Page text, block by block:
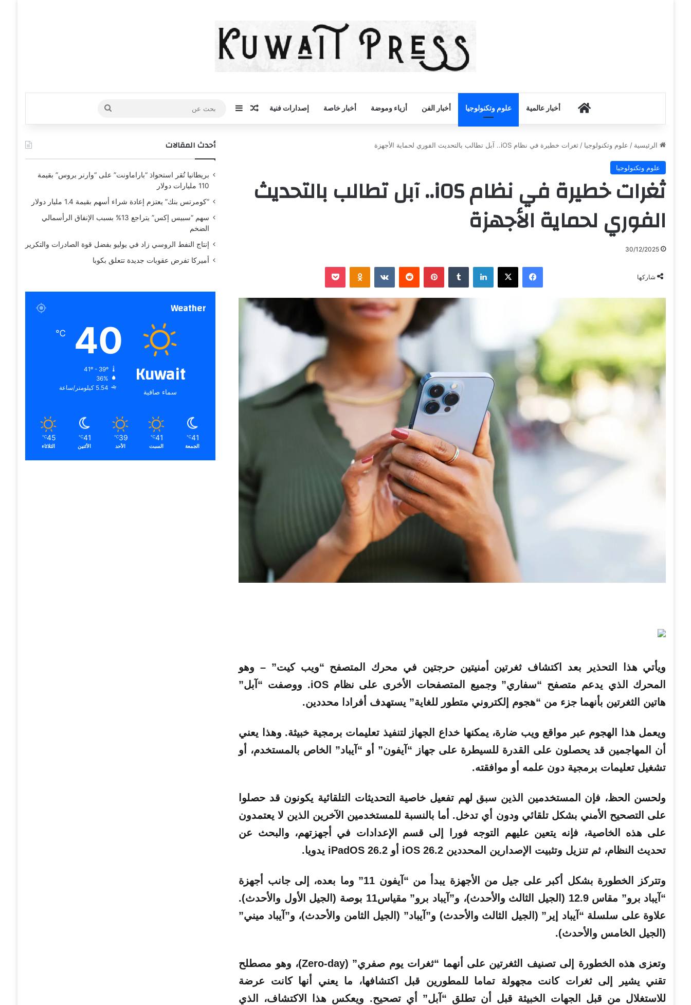
أخبار الكويت
أخبار عالمية علوم وتكنولوجيا أخبار الفن أزياء وموضة أخبار خاصة إصدارات فنية مقال عشوائي
إضافة عمود جانبي
بحث
عن
الرئيسية / علوم وتكنولوجيا / ثغرات خطيرة في نظام iOS.. آبل تطالب بالتحديث الفوري لحماية الأجهزة
علوم وتكنولوجيا
ثغرات خطيرة في نظام iOS.. آبل تطالب بالتحديث
الفوري لحماية الأجهزة
30/12/2025
شاركها
فيسبوك ‫X لينكدإن ‏Tumblr بينتيريست ‏Reddit
‏VKontakte
Odnoklassniki
‫Pocket
ويأتي هذا التحذير بعد اكتشاف ثغرتين أمنيتين حرجتين في محرك المتصفح “ويب كيت” – وهو
المحرك الذي يدعم متصفح “سفاري” وجميع المتصفحات الأخرى على نظام iOS. ووصفت “آبل”
هاتين الثغرتين بأنهما جزء من “هجوم إلكتروني متطور للغاية” يستهدف أفرادا محددين.
ويعمل هذا الهجوم عبر مواقع ويب ضارة، يمكنها خداع الجهاز لتنفيذ تعليمات برمجية خبيثة. وهذا يعني
أن المهاجمين قد يحصلون على القدرة للسيطرة على جهاز “آيفون” أو “آيباد” الخاص بالمستخدم، أو
تشغيل تعليمات برمجية دون علمه أو موافقته.
ولحسن الحظ، فإن المستخدمين الذين سبق لهم تفعيل خاصية التحديثات التلقائية يكونون قد حصلوا
على التصحيح الأمني بشكل تلقائي ودون أي تدخل. أما بالنسبة للمستخدمين الآخرين الذين لا يعتمدون
على هذه الخاصية، فإنه يتعين عليهم التوجه فورا إلى قسم الإعدادات في أجهزتهم، والبحث عن
تحديث النظام، ثم تنزيل وتثبيت الإصدارين المحددين iOS 26.2 أو iPadOS 26.2 يدويا.
وتتركز الخطورة بشكل أكبر على جيل من الأجهزة يبدأ من “آيفون 11” وما بعده، إلى جانب أجهزة
“آيباد برو” مقاس 12.9 (الجيل الثالث والأحدث)، و”آيباد برو” مقياس11 بوصة (الجيل الأول والأحدث).
علاوة على سلسلة “آيباد إير” (الجيل الثالث والأحدث) و”آيباد” (الجيل الثامن والأحدث)، و”آيباد ميني”
(الجيل الخامس والأحدث).
وتعزى هذه الخطورة إلى تصنيف الثغرتين على أنهما “ثغرات يوم صفري” (Zero-day)، وهو مصطلح
تقني يشير إلى ثغرات كانت مجهولة تماما للمطورين قبل اكتشافها، ما يعني أنها كانت عرضة
للاستغلال من قبل الجهات الخبيثة قبل أن تطلق “آبل” أي تصحيح. ويعكس هذا الاكتشاف، الذي
أحدث المقالات
بريطانيا تُقر استحواذ “باراماونت” على “وارنر بروس” بقيمة
110 مليارات دولار
“كومرتس بنك” يعتزم إعادة شراء أسهم بقيمة 1.4 مليار دولار
سهم “سبيس إكس” يتراجع 13% بسبب الإنفاق الرأسمالي
الضخم
إنتاج النفط الروسي زاد في يوليو بفضل قوة الصادرات والتكرير
أميركا تفرض عقوبات جديدة تتعلق بكوبا
Weather
Kuwait
سماء صافية
40
℃
41º - 39º
36%
5.54 كيلومتر/ساعة
41
℃
الجمعة
41
℃
السبت
39
℃
الأحد
41
℃
الأثنين
45
℃
الثلاثاء